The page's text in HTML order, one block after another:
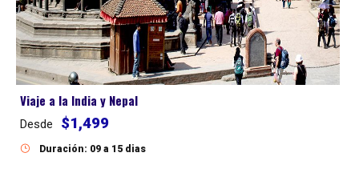
Viaje a la India y Nepal
Desde $1,499
Duración: 09 a 15 dias